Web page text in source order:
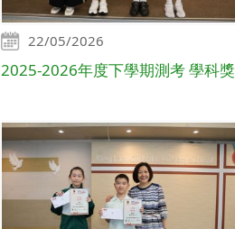
22/05/2026
2025-2026年度下學期測考 學科獎